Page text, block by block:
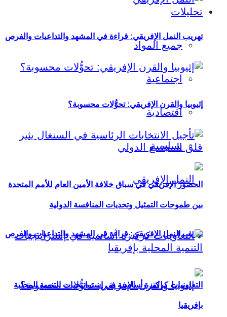
تحليلات
جميع المواد
اجتماعية
اقتصادية
سياسية
تهريب النمل الإفريقي: قراءة في المشهد والتداعيات والفرص
تهريب النمل الإفريقي: قراءة في المشهد والتداعيات والفرص
إثيوبيا والقرن الإفريقي: تحوُّلات محسوبة؟
الحضور الإفريقي في سباق خلافة الأمين العام للأمم المتحدة
بين طموحات التمثيل وتحديات المنافسة الدولية
التعاونيات كركيزة أساسية في إستراتيجيات التنمية المحلية
بإفريقيا